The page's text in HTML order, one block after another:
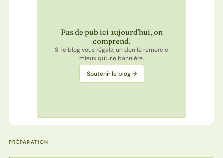
Pas de pub ici aujourd'hui, on
comprend.
Si le blog vous régale, un don le remercie
mieux qu'une bannière.
Soutenir le blog →
PRÉPARATION